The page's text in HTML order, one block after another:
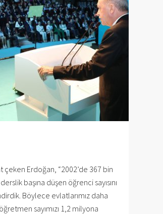
çeken Erdoğan, “2002’de 367 bin
başına düşen öğrenci sayısını
Böylece evlatlarımız daha
sayımızı 1,2 milyona